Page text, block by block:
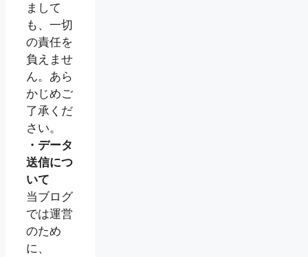
まして
も、一切
の責任を
負えませ
ん。あら
かじめご
了承くだ
さい。
・データ
送信につ
いて
当ブログ
では運営
のため
に、